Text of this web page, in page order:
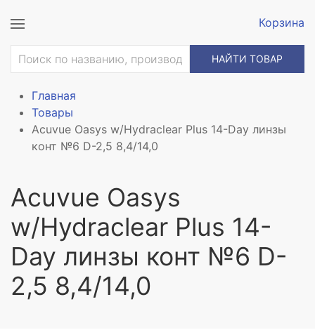
Корзина
НАЙТИ ТОВАР
Главная
Товары
Acuvue Oasys w/Hydraclear Plus 14-Day линзы
конт №6 D-2,5 8,4/14,0
Acuvue Oasys
w/Hydraclear Plus 14-
Day линзы конт №6 D-
2,5 8,4/14,0